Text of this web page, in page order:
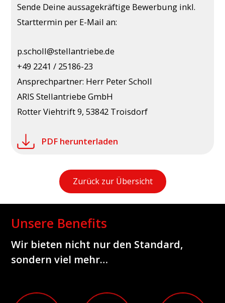
Sende Deine aussagekräftige Bewerbung inkl.
Starttermin per E-Mail an:
p.scholl@stellantriebe.de
+49 2241 / 25186-23
Ansprechpartner: Herr Peter Scholl
ARIS Stellantriebe GmbH
Rotter Viehtrift 9, 53842 Troisdorf
PDF herunterladen
Zurück zur Übersicht
Unsere Benefits
Wir bieten nicht nur den Standard,
sondern viel mehr…